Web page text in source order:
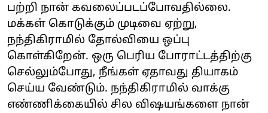
பற்றி நான் கவலைப்படப்போவதில்லை.
மக்கள் கொடுக்கும் முடிவை ஏற்று,
நந்திகிராமில் தோல்வியை ஒப்பு
கொள்கிறேன். ஒரு பெரிய போராட்டத்திற்கு
செல்லும்போது, நீங்கள் ஏதாவது தியாகம்
செய்ய வேண்டும். நந்திகிராமில் வாக்கு
எண்ணிக்கையில் சில விஷயங்களை நான்